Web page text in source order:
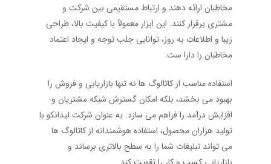
مخاطبان ارائه دهند و ارتباط مستقیمی بین شرکت و
مشتری برقرار کنند. این ابزار معمولاً با کیفیت بالا، طراحی
زیبا و اطلاعات به‌ روز، توانایی جلب توجه و ایجاد اعتماد
مخاطبان را دارا ست.
استفاده مناسب از کاتالوگ ‌ها نه تنها بازاریابی و فروش را
بهبود می ‌بخشد، بلکه امکان گسترش شبکه مشتریان و
افزایش درآمد را فراهم می ‌سازد. به عنوان شرکت لیدانکو با
تولید هزاران محصول، استفاده هوشمندانه از کاتالوگ ‌ها
می‌ تواند تبلیغات شما را به سطح بالاتری برساند و